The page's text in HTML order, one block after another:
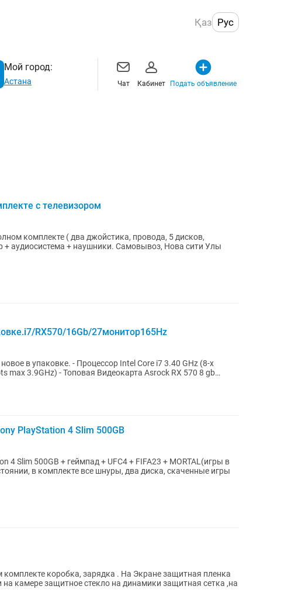
Қаз Рус
Мой город:
Астана Чат Кабинет Подать объявление
с телевизором
комплекте ( два джойстика, провода, 5 дисков,
+ аудиосистема + наушники. Самовывоз, Нова сити Улы
RX570/16Gb/27монитор165Hz
Intel Core i7 3.40 GHz (8-x
max 3.9GHz) - Топовая Видеокарта Asrock RX 570 8 gb
PlayStation 4 Slim 500GB
4 Slim 500GB + геймпад + UFC4 + FIFA23 + MORTAL(игры в
в комплекте все шнуры, два диска, скаченные игры
камере защитное стекло на динамики защитная сетка ,на